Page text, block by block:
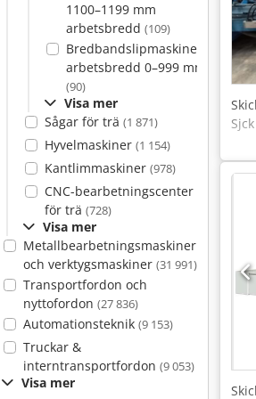
1100–1199 mm
arbetsbredd (109)
Bredbandslipmaskiner,
arbetsbredd 0–999 mm
(90)
Visa mer
Sågar för trä (1 871)
Hyvelmaskiner (1 154)
Kantlimmaskiner (978)
CNC-bearbetningscenter
för trä (728)
Visa mer
Metallbearbetningsmaskiner
och verktygsmaskiner (31 991)
Transportfordon och
nyttofordon (27 836)
Automationsteknik (9 153)
Truckar &
interntransportfordon (9 053)
Visa mer